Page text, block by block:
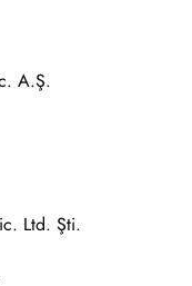
A.Ş.
Ltd. Şti.